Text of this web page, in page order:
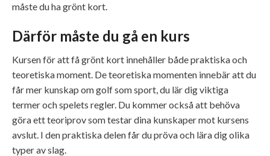
måste du ha grönt kort.
Därför måste du gå en kurs
Kursen för att få grönt kort innehåller både praktiska och
teoretiska moment. De teoretiska momenten innebär att du
får mer kunskap om golf som sport, du lär dig viktiga
termer och spelets regler. Du kommer också att behöva
göra ett teoriprov som testar dina kunskaper mot kursens
avslut. I den praktiska delen får du pröva och lära dig olika
typer av slag.